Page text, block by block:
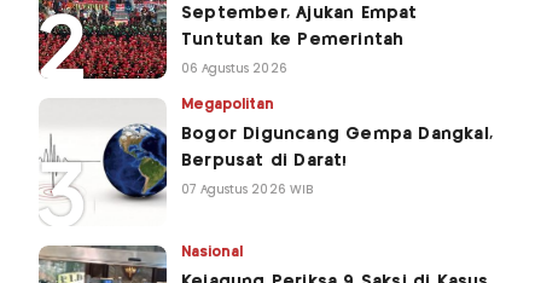
September, Ajukan Empat
Tuntutan ke Pemerintah
06 Agustus 2026
Megapolitan
Bogor Diguncang Gempa Dangkal,
Berpusat di Darat!
07 Agustus 2026 WIB
Nasional